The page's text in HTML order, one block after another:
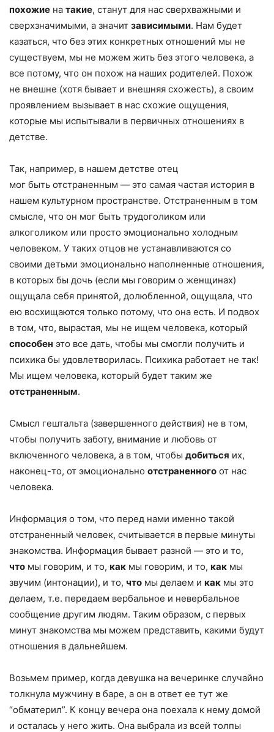
похожие на такие, станут для нас сверхважными и
сверхзначимыми, а значит зависимыми. Нам будет
казаться, что без этих конкретных отношений мы не
существуем, мы не можем жить без этого человека, а
все потому, что он похож на наших родителей. Похож
не внешне (хотя бывает и внешняя схожесть), а своим
проявлением вызывает в нас схожие ощущения,
которые мы испытывали в первичных отношениях в
детстве.
Так, например, в нашем детстве отец
мог быть отстраненным — это самая частая история в
нашем культурном пространстве. Отстраненным в том
смысле, что он мог быть трудоголиком или
алкоголиком или просто эмоционально холодным
человеком. У таких отцов не устанавливаются со
своими детьми эмоционально наполненные отношения,
в которых бы дочь (если мы говорим о женщинах)
ощущала себя принятой, долюбленной, ощущала, что
ею восхищаются только потому, что она есть. И подвох
в том, что, вырастая, мы не ищем человека, который
способен это все дать, чтобы мы смогли получить и
психика бы удовлетворилась. Психика работает не так!
Мы ищем человека, который будет таким же
отстраненным.
Смысл гештальта (завершенного действия) не в том,
чтобы получить заботу, внимание и любовь от
включенного человека, а в том, чтобы добиться их,
наконец-то, от эмоционально отстраненного от нас
человека.
Информация о том, что перед нами именно такой
отстраненный человек, считывается в первые минуты
знакомства. Информация бывает разной — это и то,
что мы говорим, и то, как мы говорим, и то, как мы
звучим (интонации), и то, что мы делаем и как мы это
делаем, т.е. передаем вербальное и невербальное
сообщение другим людям. Таким образом, с первых
минут знакомства мы можем представить, какими будут
отношения в дальнейшем.
Возьмем пример, когда девушка на вечеринке случайно
толкнула мужчину в баре, а он в ответ ее тут же
“обматерил”. К концу вечера она поехала к нему домой
и осталась у него жить. Она выбрала из всей толпы